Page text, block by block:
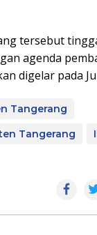
tersebut
agenda
digelar pada
Tangerang
Tangerang